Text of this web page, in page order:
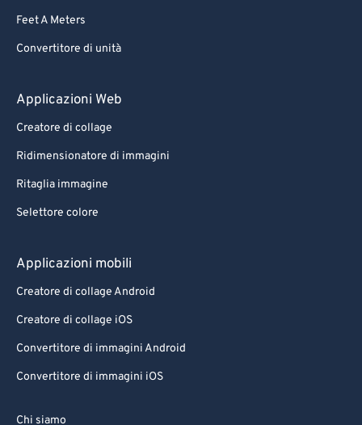
Feet A Meters
Convertitore di unità
Applicazioni Web
Creatore di collage
Ridimensionatore di immagini
Ritaglia immagine
Selettore colore
Applicazioni mobili
Creatore di collage Android
Creatore di collage iOS
Convertitore di immagini Android
Convertitore di immagini iOS
Chi siamo